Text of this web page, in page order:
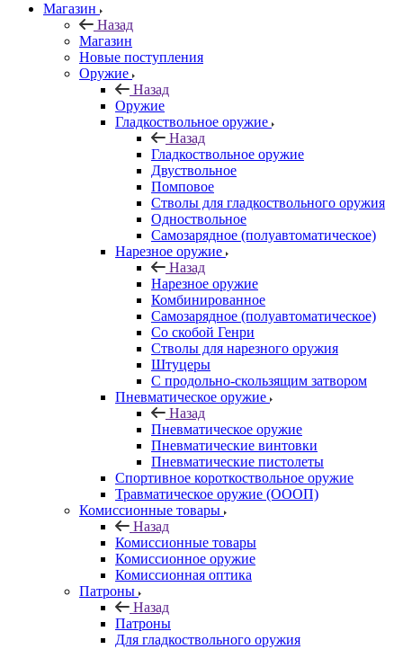
Магазин
Назад
Магазин
Новые поступления
Оружие
Назад
Оружие
Гладкоствольное оружие
Назад
Гладкоствольное оружие
Двуствольное
Помповое
Стволы для гладкоствольного оружия
Одноствольное
Самозарядное (полуавтоматическое)
Нарезное оружие
Назад
Нарезное оружие
Комбинированное
Самозарядное (полуавтоматическое)
Со скобой Генри
Стволы для нарезного оружия
Штуцеры
С продольно-скользящим затвором
Пневматическое оружие
Назад
Пневматическое оружие
Пневматические винтовки
Пневматические пистолеты
Спортивное короткоствольное оружие
Травматическое оружие (ОООП)
Комиссионные товары
Назад
Комиссионные товары
Комиссионное оружие
Комиссионная оптика
Патроны
Назад
Патроны
Для гладкоствольного оружия